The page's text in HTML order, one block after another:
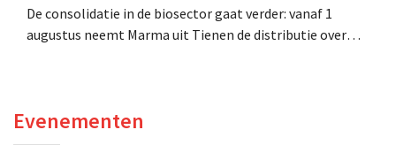
De consolidatie in de biosector gaat verder: vanaf 1
augustus neemt Marma uit Tienen de distributie over
Evenementen